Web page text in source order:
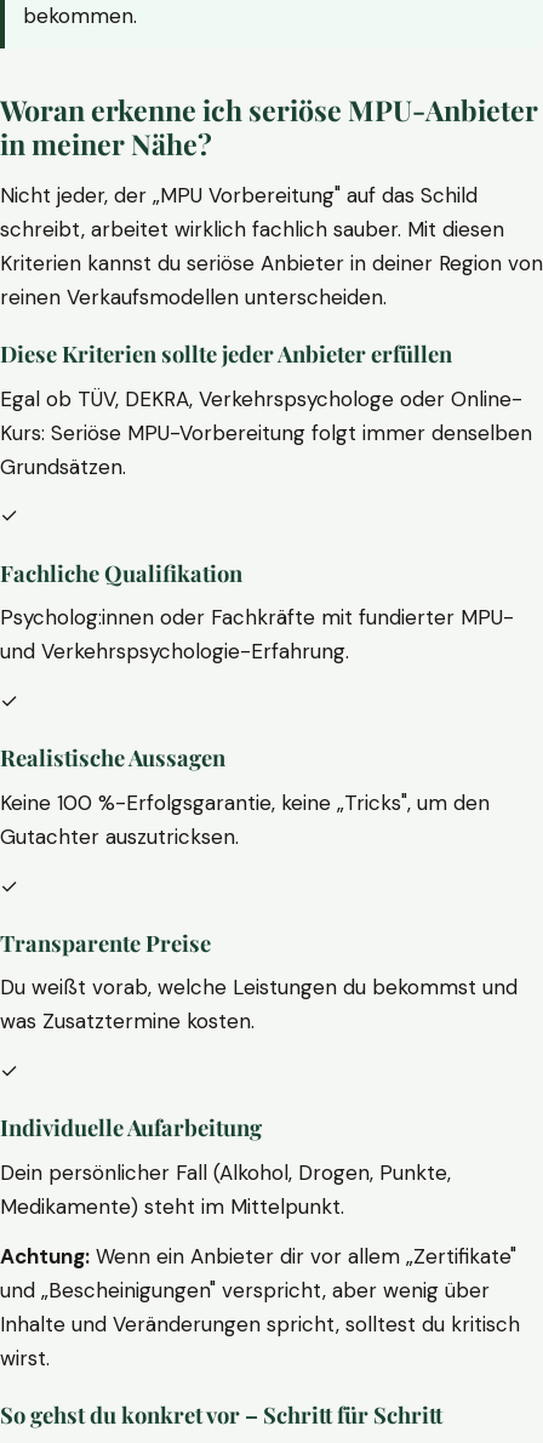
bekommen.
Woran erkenne ich seriöse MPU-Anbieter
in meiner Nähe?
Nicht jeder, der „MPU Vorbereitung" auf das Schild
schreibt, arbeitet wirklich fachlich sauber. Mit diesen
Kriterien kannst du seriöse Anbieter in deiner Region von
reinen Verkaufsmodellen unterscheiden.
Diese Kriterien sollte jeder Anbieter erfüllen
Egal ob TÜV, DEKRA, Verkehrspsychologe oder Online-
Kurs: Seriöse MPU-Vorbereitung folgt immer denselben
Grundsätzen.
✓
Fachliche Qualifikation
Psycholog:innen oder Fachkräfte mit fundierter MPU-
und Verkehrspsychologie-Erfahrung.
✓
Realistische Aussagen
Keine 100 %-Erfolgsgarantie, keine „Tricks", um den
Gutachter auszutricksen.
✓
Transparente Preise
Du weißt vorab, welche Leistungen du bekommst und
was Zusatztermine kosten.
✓
Individuelle Aufarbeitung
Dein persönlicher Fall (Alkohol, Drogen, Punkte,
Medikamente) steht im Mittelpunkt.
Achtung: Wenn ein Anbieter dir vor allem „Zertifikate"
und „Bescheinigungen" verspricht, aber wenig über
Inhalte und Veränderungen spricht, solltest du kritisch
wirst.
So gehst du konkret vor – Schritt für Schritt